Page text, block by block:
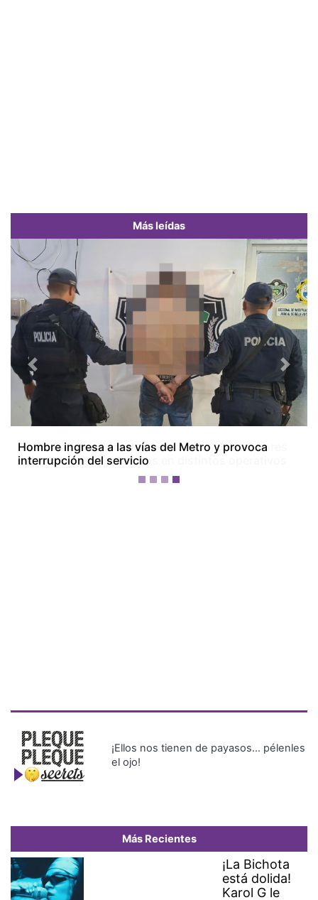
Más leídas
Colón bajo tensión: dos homicidios, dos menores
baleados y tres detenidos en distintos operativos
Previous Next
¡Ellos nos tienen de payasos… pélenles
el ojo!
Más Recientes
¡La Bichota
está dolida!
Karol G le